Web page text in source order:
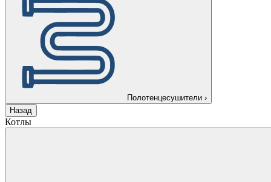
Полотенцесушители ›
Назад
Котлы